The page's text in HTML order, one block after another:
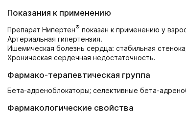
Показания к применению
Препарат Нипертен® показан к применению у
Артериальная гипертензия.
Ишемическая болезнь сердца: стабильная
Хроническая сердечная недостаточность.
Фармако-терапевтическая группа
Бета-адреноблокаторы; селективные бета-
Фармакологические свойства